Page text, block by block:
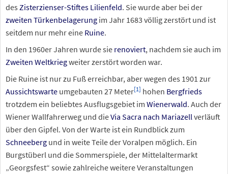
des Zisterzienser-Stiftes Lilienfeld. Sie wurde aber bei der
zweiten Türkenbelagerung im Jahr 1683 völlig zerstört und ist
seitdem nur mehr eine Ruine.
In den 1960er Jahren wurde sie renoviert, nachdem sie auch im
Zweiten Weltkriegweiter zerstört worden war.
Die Ruine ist nur zu Fuß erreichbar, aber wegen des 1901 zur
Aussichtswarte umgebauten 27 Meter[1] hohen Bergfrieds
trotzdem ein beliebtes Ausflugsgebiet im Wienerwald. Auch der
Wiener Wallfahrerweg und dieVia Sacra nach Mariazell verläuft
über den Gipfel. Von der Warte ist ein Rundblick zum
Schneeberg und in weite Teile der Voralpen möglich. Ein
Burgstüberl und die Sommerspiele, der Mittelaltermarkt
„Georgsfest“ sowie zahlreiche weitere Veranstaltungen